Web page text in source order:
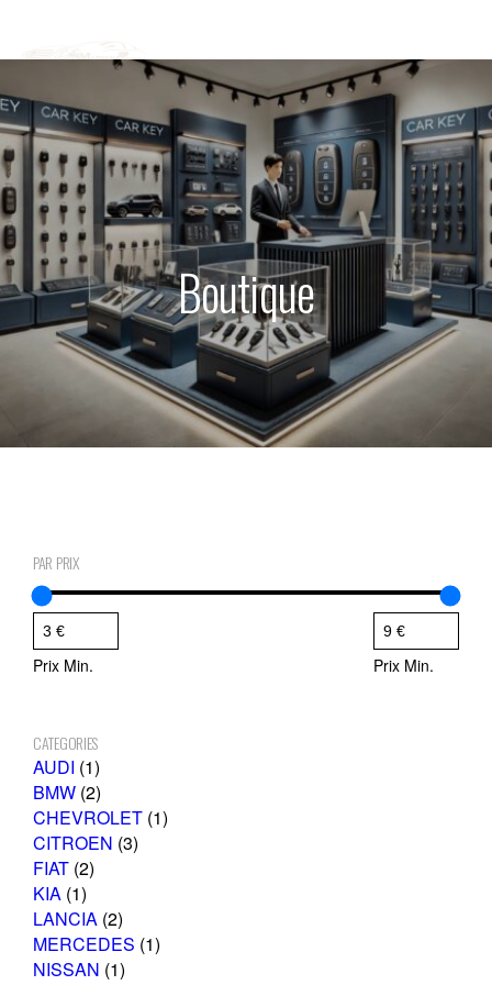
Boutique
PAR PRIX
Prix Min. Prix Min.
CATEGORIES
AUDI 11
p
r
o
i
t
BMW 22
p
r
u
i
t
CHEVROLET 11
CITROEN 33
d
FIAT 22
r
o
d
KIA 11
p
r
o
LANCIA 22
p
r
MERCEDES 11
NISSAN 11